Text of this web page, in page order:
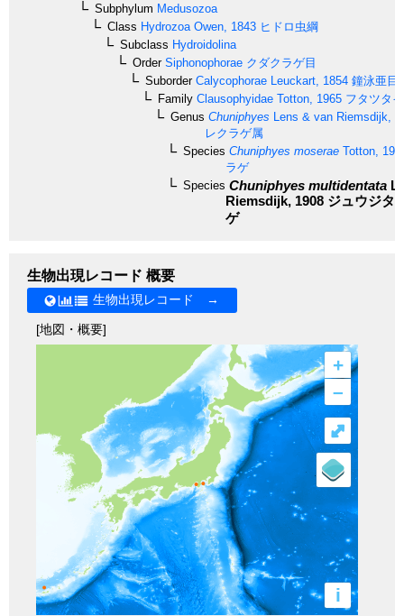
Subphylum Medusozoa
Class Hydrozoa Owen, 1843 ヒドロ虫綱
Subclass Hydroidolina
OrderSiphonophorae クダクラゲ目
SuborderCalycophorae Leuckart, 1854 鐘泳亜目
Family Clausophyidae Totton, 1965 フタツタ
Genus Chuniphyes Lens & van Riemsdijk,
レクラゲ属
Species Chuniphyes moserae Totton,
ラゲ
Species Chuniphyes multidentata
Riemsdijk, 1908 ジュウジタ
ゲ
生物出現レコード 概要
生物出現レコード →
[地図・概要]
+
–
i
⤢